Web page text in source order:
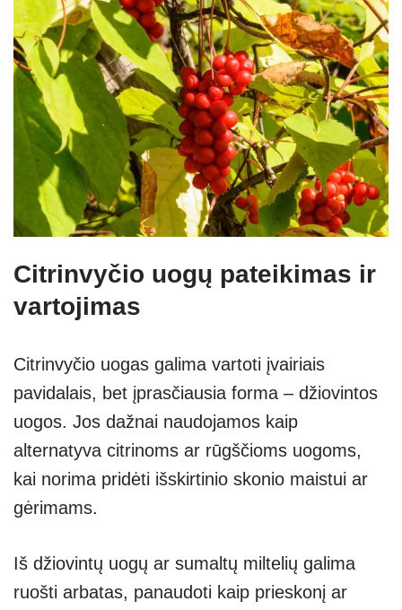
Citrinvyčio uogų pateikimas ir
vartojimas
Citrinvyčio uogas galima vartoti įvairiais
pavidalais, bet įprasčiausia forma – džiovintos
uogos. Jos dažnai naudojamos kaip
alternatyva citrinoms ar rūgščioms uogoms,
kai norima pridėti išskirtinio skonio maistui ar
gėrimams.
Iš džiovintų uogų ar sumaltų miltelių galima
ruošti arbatas, panaudoti kaip prieskonį ar